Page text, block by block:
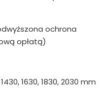
ochrona
opłatą)
1430, 1630, 1830, 2030 mm